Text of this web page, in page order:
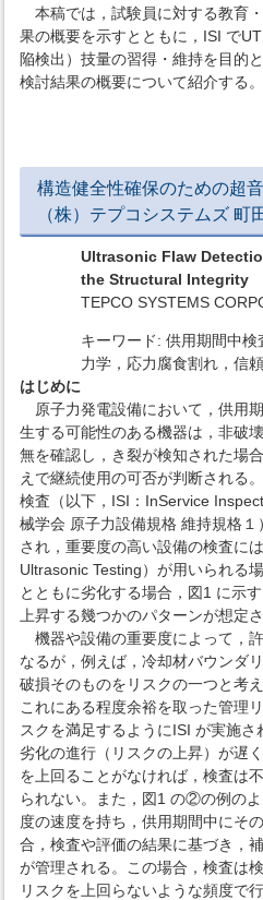
本稿では，試験員に対する教育
果の概要を示すとともに，ISI で
陥検出）技量の習得・維持を目的
検討結果の概要について紹介する。
構造健全性確保のための超
（株）テプコシステムズ 町
Ultrasonic Flaw
the Structural Integrity
TEPCO SYSTEMS
キーワード: 供用期間中
力学，応力腐食割れ，信
はじめに
原子力発電設備において，供用
生する可能性のある機器は，非破
無を確認し，き裂が検知された場
えで継続使用の可否が判断される
検査（以下，ISI：InService
械学会 原子力設備規格 維持規格
され，重要度の高い設備の検査に
Ultrasonic Testing）が用いられる
とともに劣化する場合，図1 に示
上昇する幾つかのパターンが想定さ
機器や設備の重要度によって，
なるが，例えば，冷却材バウンダ
破損そのものをリスクの一つと考
これにある程度余裕を取った管理
スクを満足するようにISI が実施
劣化の進行（リスクの上昇）が遅
を上回ることがなければ，検査は
られない。また，図1 の②の例の
度の速度を持ち，供用期間中にそ
合，検査や評価の結果に基づき，
が管理される。この場合，検査は
リスクを上回らないような頻度で